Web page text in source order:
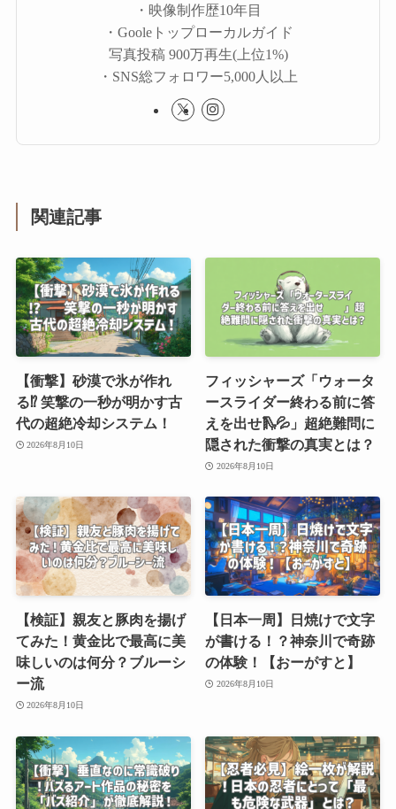
・映像制作歴10年目
・Gooleトップローカルガイド
写真投稿 900万再生(上位1%)
・SNS総フォロワー5,000人以上
関連記事
【衝撃】砂漠で氷が作れ
る⁉︎ 笑撃の一秒が明かす古
代の超絶冷却システム！
2026年8月10日
フィッシャーズ「ウォータ
ースライダー終わる前に答
えを出せ🛝💦」超絶難問に
隠された衝撃の真実とは？
2026年8月10日
【検証】親友と豚肉を揚げ
てみた！黄金比で最高に美
味しいのは何分？ブルーシ
ー流
2026年8月10日
【日本一周】日焼けで文字
が書ける！？神奈川で奇跡
の体験！【おーがすと】
2026年8月10日